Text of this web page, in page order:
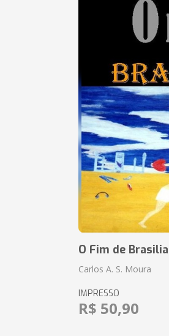
O Fim de Brasilia
Carlos A. S. Moura
IMPRESSO
R$ 50,90